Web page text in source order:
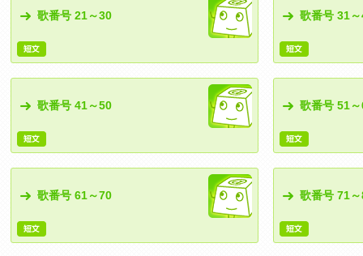
歌番号 21～30 歌番号 31
歌番号 41～50 歌番号 51
歌番号 61～70 歌番号 71